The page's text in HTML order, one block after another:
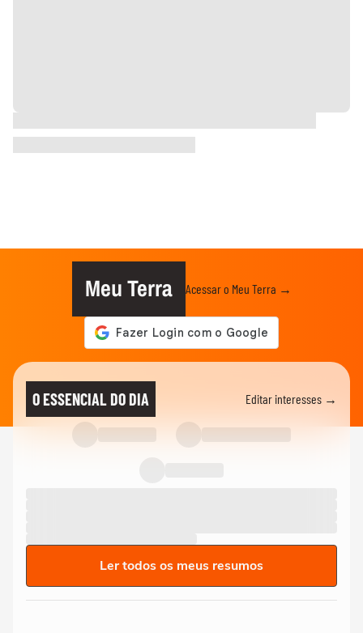
Meu Terra Acessar o Meu Terra →
O ESSENCIAL DO DIA Editar interesses →
Ler todos os meus resumos